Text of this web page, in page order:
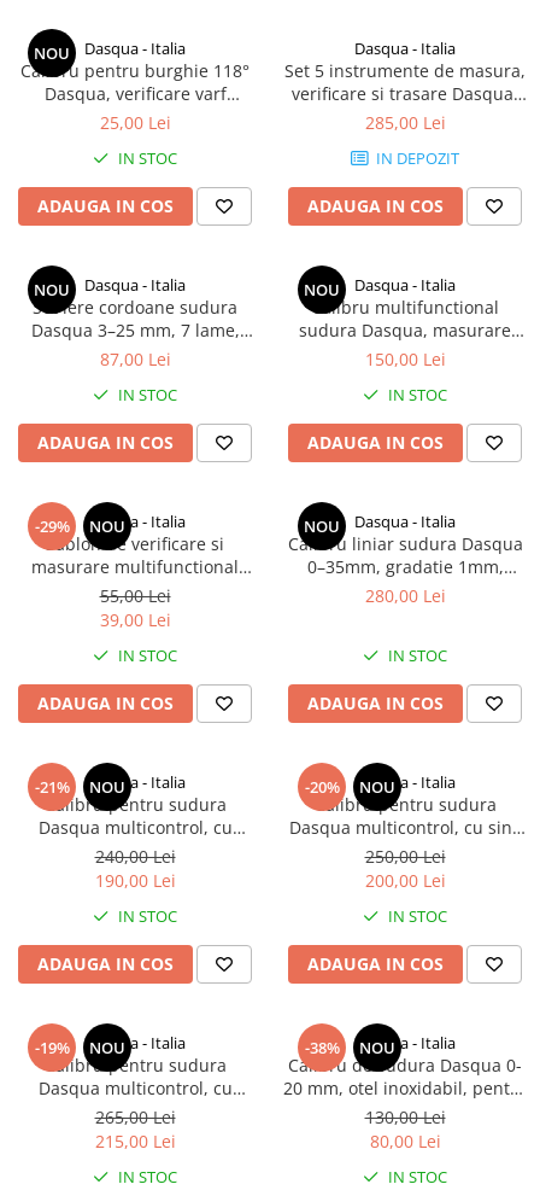
Micrometre speciale
Pasametre
Accesorii micrometre
Accesorii pentru ceasuri
comparatoare
NOU Dasqua - Italia
Calibru pentru burghie 118°
Dasqua, verificare varf
elicoidal pana la Φ50 mm,
25,00 Lei
IN STOC
ADAUGA IN COS
Dasqua - Italia
Set 5 instrumente de masura,
verificare si trasare Dasqua,
universale, in cutie
285,00 Lei
IN DEPOZIT
ADAUGA IN COS
NOU Dasqua - Italia
Set lere cordoane sudura
Dasqua 3–25 mm, 7 lame,
convex si concav, precizie
87,00 Lei
IN STOC
ADAUGA IN COS
NOU Dasqua - Italia
Calibru multifunctional
sudura Dasqua, masurare
unghiuri, grosimi si cordoane,
150,00 Lei
IN STOC
ADAUGA IN COS
-29% NOU
Dasqua - Italia
Sablon de verificare si
masurare multifunctional
pentru filete, gauri, fante,
diametre burghie
55,00 Lei
39,00 Lei
IN STOC
ADAUGA IN COS
NOU Dasqua - Italia
Calibru liniar sudura Dasqua
0–35mm, gradatie 1mm,
precizie +/-0,5mm, otel
280,00 Lei
IN STOC
ADAUGA IN COS
-21% NOU
Dasqua - Italia
Calibru pentru sudura
Dasqua multicontrol, cu
surub de blocare, 62x77mm
240,00 Lei
190,00 Lei
IN STOC
ADAUGA IN COS
-20% NOU
Dasqua - Italia
Calibru pentru sudura
Dasqua multicontrol, cu sina
tip coada de randunica,
62x77mm
250,00 Lei
200,00 Lei
IN STOC
ADAUGA IN COS
-19% NOU
Dasqua - Italia
Calibru pentru sudura
Dasqua multicontrol, cu
surub de blocare, 99x84mm
265,00 Lei
215,00 Lei
IN STOC
-38% NOU
Dasqua - Italia
Calibru de sudura Dasqua 0-
20 mm, otel inoxidabil, pentru
suduri tip cornisa
130,00 Lei
80,00 Lei
IN STOC